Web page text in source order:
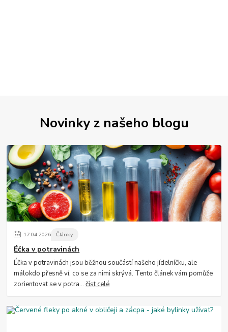
Novinky z našeho blogu
17.04.2026 Články
Éčka v potravinách
Éčka v potravinách jsou běžnou součástí našeho jídelníčku, ale
málokdo přesně ví, co se za nimi skrývá. Tento článek vám pomůže
zorientovat se v potra...číst celé